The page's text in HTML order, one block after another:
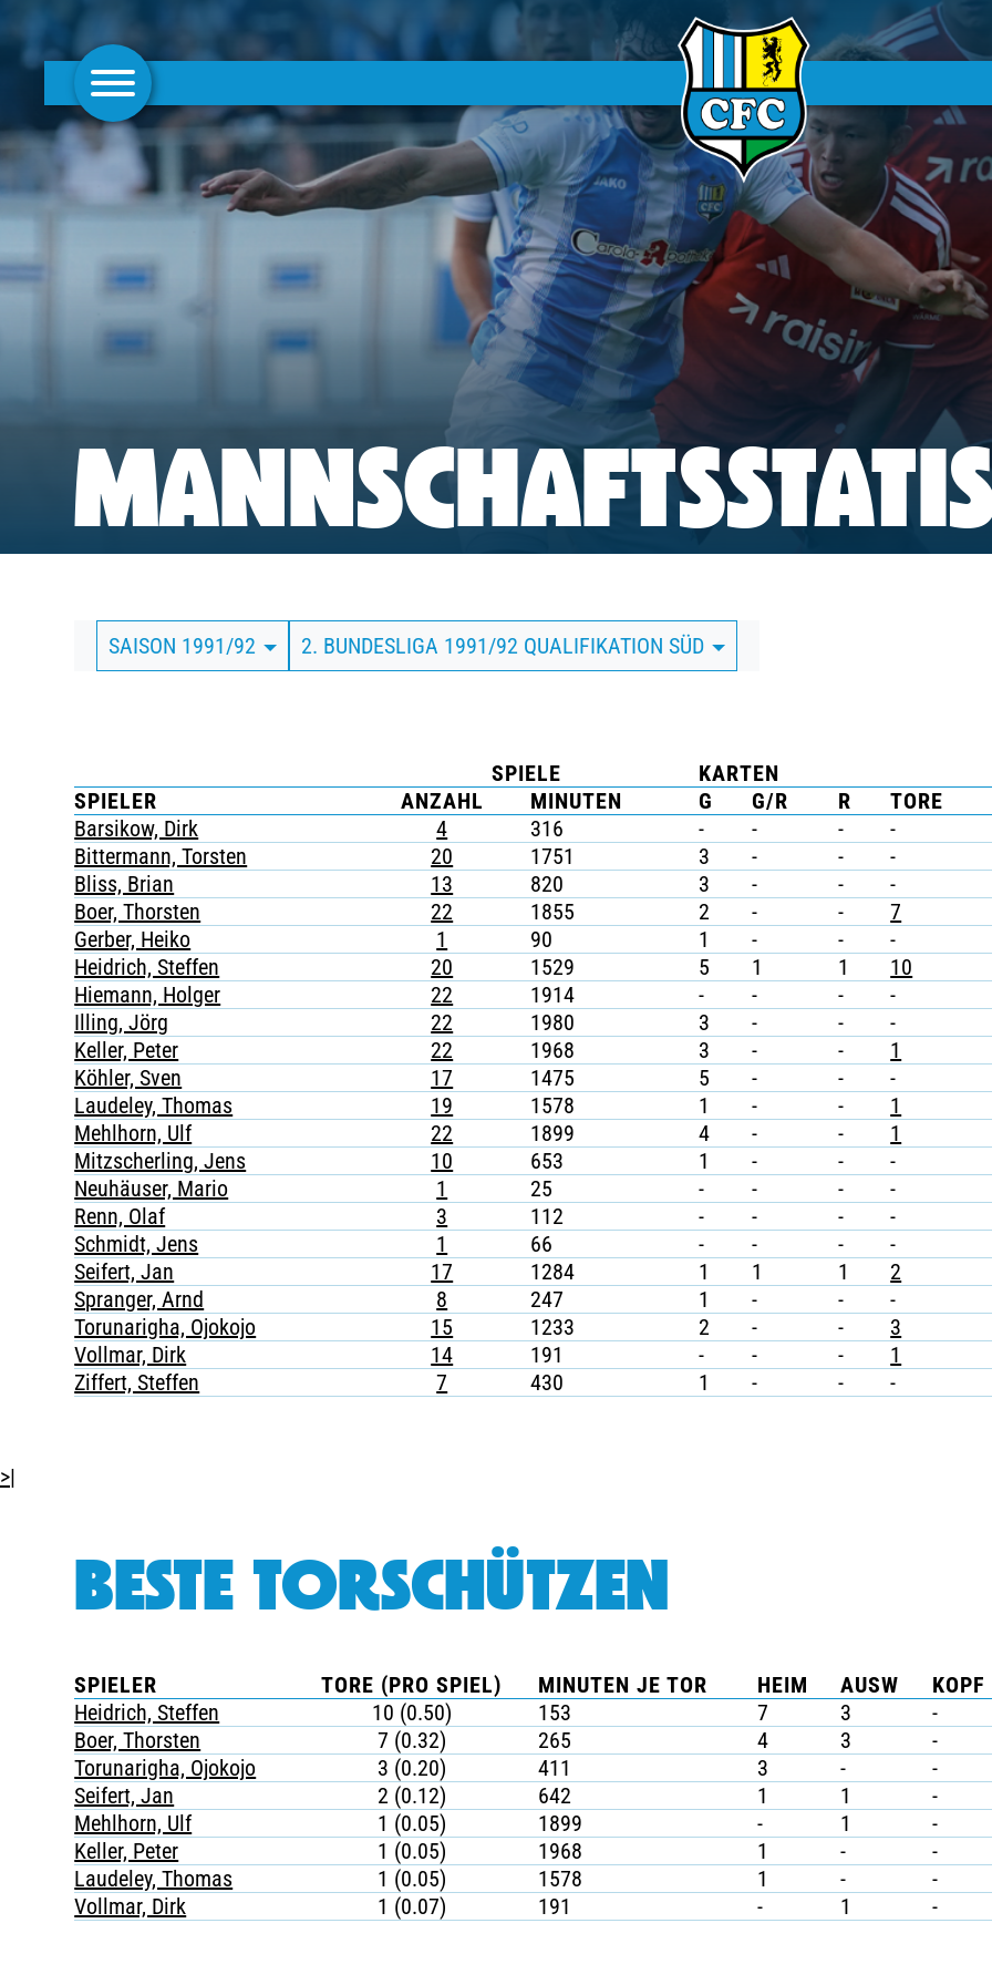
AKTUELLES
FRAUEN
CLUBMITGLIEDSCHAFT
BUSINESS
SÜDKURVE
TICKETING
SAISON 1991/92 2. BUNDESLIGA 1991/92 QUALIFIKATION SÜD
SPIELE
KARTEN
SPIELER
ANZAHL MINUTEN G G/R R
TORE
Barsikow, Dirk
4 316 - - -
-
Bittermann, Torsten
20 1751 3 - -
-
Bliss, Brian
13 820 3 - -
-
Boer, Thorsten
22 1855 2 - -
7
Gerber, Heiko
1 90 1 - -
-
Heidrich, Steffen
20 1529 5 1 1
10
Hiemann, Holger
22 1914 - - -
-
Illing, Jörg
22 1980 3 - -
-
Keller, Peter
22 1968 3 - -
1
Köhler, Sven
17 1475 5 - -
-
Laudeley, Thomas
19 1578 1 - -
1
Mehlhorn, Ulf
22 1899 4 - -
1
Mitzscherling, Jens
10 653 1 - -
-
Neuhäuser, Mario
1 25 - - -
-
Renn, Olaf
3 112 - - -
-
Schmidt, Jens
1 66 - - -
-
Seifert, Jan
17 1284 1 1 1
2
Spranger, Arnd
8 247 1 - -
-
Torunarigha, Ojokojo
15 1233 2 - -
3
Vollmar, Dirk
14 191 - - -
1
Ziffert, Steffen
7 430 1 - - -
>|
BESTE TORSCHÜTZEN
SPIELER TORE (PRO SPIEL) MINUTEN JE TOR HEIM AUSW
Heidrich, Steffen
10 (0.50) 153 7 3
-
Boer, Thorsten
7 (0.32) 265 4 3
-
Torunarigha, Ojokojo
3 (0.20) 411 3 -
-
Seifert, Jan
2 (0.12) 642 1 1
-
Mehlhorn, Ulf
1 (0.05) 1899 - 1
-
Keller, Peter
1 (0.05) 1968 1 -
-
Laudeley, Thomas
1 (0.05) 1578 1 -
-
Vollmar, Dirk
1 (0.07) 191 - 1 -